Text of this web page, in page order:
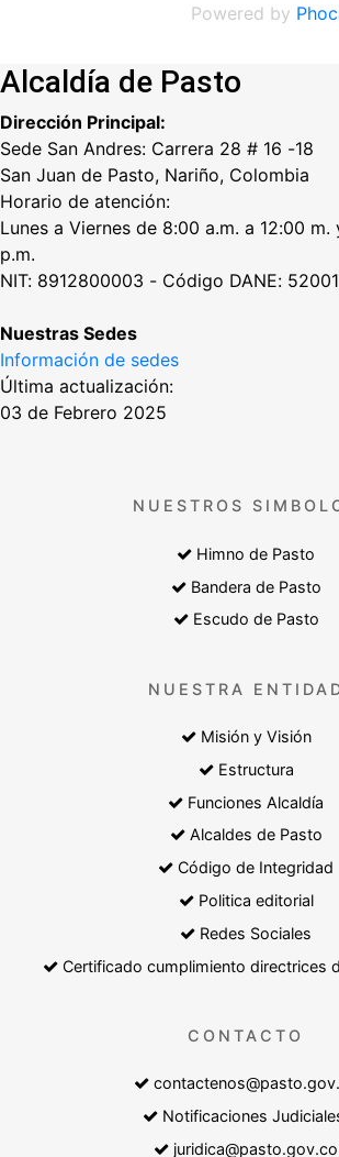
Powered by
Alcaldía de Pasto
Dirección Principal:
Sede San Andres: Carrera 28 # 16 -18
San Juan de Pasto, Nariño, Colombia
Horario de atención:
Lunes a Viernes de 8:00 a.m. a 12:00
p.m.
NIT: 8912800003 - Código DANE: 52001
Nuestras Sedes
Información de sedes
Última actualización:
03 de Febrero 2025
NUESTROS
Himno de Pasto
Bandera de Pasto
Escudo de Pasto
NUESTRA
Misión y Visión
Estructura
Funciones Alcaldía
Alcaldes de Pasto
Código de Integridad
Politica editorial
Redes Sociales
Certificado cumplimiento directrices
CONTACTO
Notificaciones
juridica@pasto.gov.co